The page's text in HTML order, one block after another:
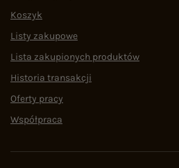
Koszyk
Listy zakupowe
Lista zakupionych produktów
Historia transakcji
Oferty pracy
Współpraca